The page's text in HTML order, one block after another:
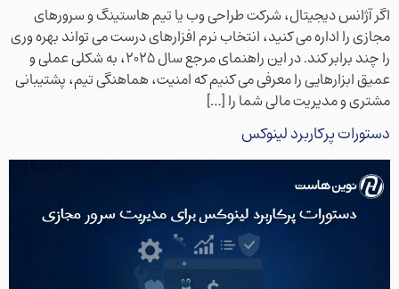
اگر آژانس دیجیتال، شرکت طراحی وب یا تیم هاستینگ و سرورهای
مجازی را اداره می کنید، انتخاب نرم افزارهای درست می تواند بهره وری
را چند برابر کند. در این راهنمای مرجع سال ۲۰۲۵، به شکلی عملی و
عمیق ابزارهایی را معرفی می کنیم که امنیت، هماهنگی تیم، پشتیبانی
مشتری و مدیریت مالی شما را […]
دستورات پرکاربرد لینوکس